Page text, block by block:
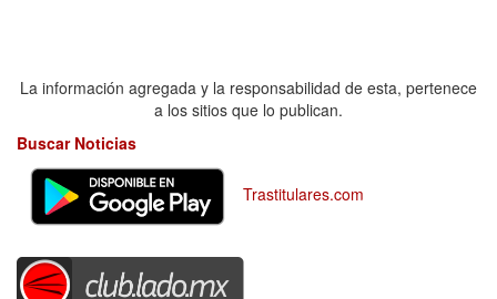
La información agregada y la responsabilidad de esta, pertenece
a los sitios que lo publican.
Buscar Noticias
Trastitulares.com